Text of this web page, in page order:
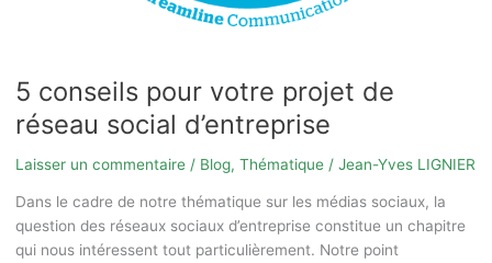
5 conseils pour votre projet de
réseau social d’entreprise
Laisser un commentaire / Blog, Thématique/ Jean-Yves LIGNIER
Dans le cadre de notre thématique sur les médias sociaux, la
question des réseaux sociaux d’entreprise constitue un chapitre
qui nous intéressent tout particulièrement. Notre point